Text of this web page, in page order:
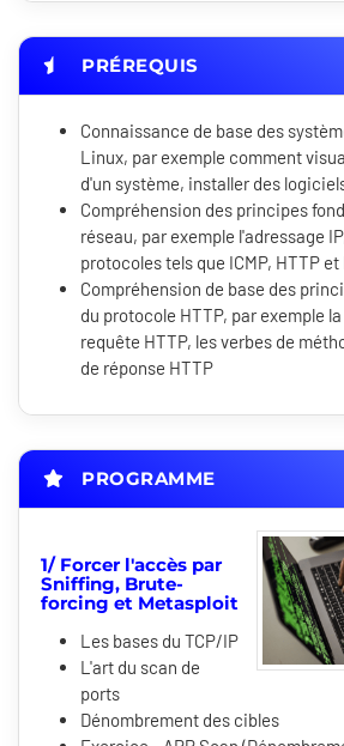
PRÉREQUIS
Connaissance de base des
Linux, par exemple comment
d'un système, installer des
Compréhension des principes
réseau, par exemple l'adressage
protocoles tels que ICMP, HTTP et
Compréhension de base des
du protocole HTTP, par exemple
requête HTTP, les verbes de
de réponse HTTP
PROGRAMME
1/ Forcer l'accès par
Sniffing, Brute-
forcing et Metasploit
Les bases du TCP/IP
L'art du scan de
ports
Dénombrement des cibles